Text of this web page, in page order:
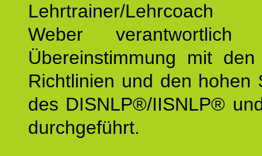
Lehrtrainer/Lehrcoach
Weber
Übereinstimmung mit den
Richtlinien und den hohen
des DISNLP®/IISNLP®
durchgeführt.